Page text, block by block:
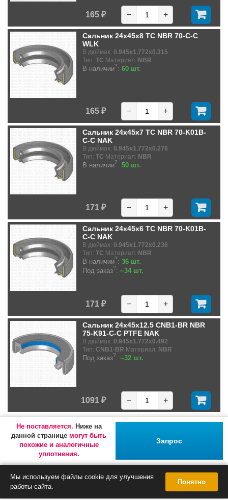
Не поставляется. Ниже на
данной странице могут быть
похожие и аналогичные
уплотнения.
Запрос
165 ₽ − +
Сальник 24x45x8 TC NBR 70-C-C
WLK
В дюймах: 0.945x1.772x0.315
Тип: TC Материал: NBR
В наличии?: 60 шт.
165 ₽ − +
Сальник 24x45x7 TC NBR 70-K01B-
C-C NAK
В дюймах: 0.945x1.772x0.276
Тип: TC Материал: NBR
В наличии?: 50 шт.
171 ₽ − +
Сальник 24x45x6 TC NBR 70-K01B-
C-C NAK
В дюймах: 0.945x1.772x0.236
Тип: TC Материал: NBR
В наличии?: 36 шт.
Под заказ?: ~34 шт.
171 ₽ − +
Сальник 24x45x12.5 CNB1-BR NBR
75-K91-C-C PTFE NAK
В дюймах: 0.945x1.772x0.492
Тип: CNB1-BR Материал: NBR
Под заказ?: ~32 шт.
1091 ₽ − +
Мы используем файлы cookie для улучшения
работы сайта.
Понятно